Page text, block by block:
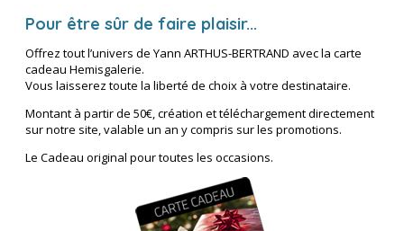
Pour être sûr de faire plaisir...
Offrez tout l’univers de Yann ARTHUS-BERTRAND avec la carte
cadeau Hemisgalerie.
Vous laisserez toute la liberté de choix à votre destinataire.
Montant à partir de 50€, création et téléchargement directement
sur notre site, valable un an y compris sur les promotions.
Le Cadeau original pour toutes les occasions.